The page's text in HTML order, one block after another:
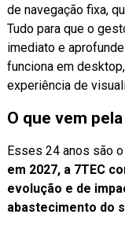
de navegação fixa,
Tudo para que o
imediato e
funciona em
experiência de
O que vem
Esses 24 anos são
em 2027, a 7TEC
evolução e de
abastecimento do